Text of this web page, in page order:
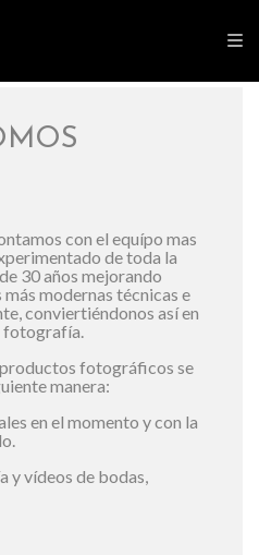
con el equípo mas
de toda la
30 años mejorando
modernas técnicas e
conviertiéndonos así en
fotografía.
fotográficos se
manera:
en el momento y con la
y vídeos de bodas,